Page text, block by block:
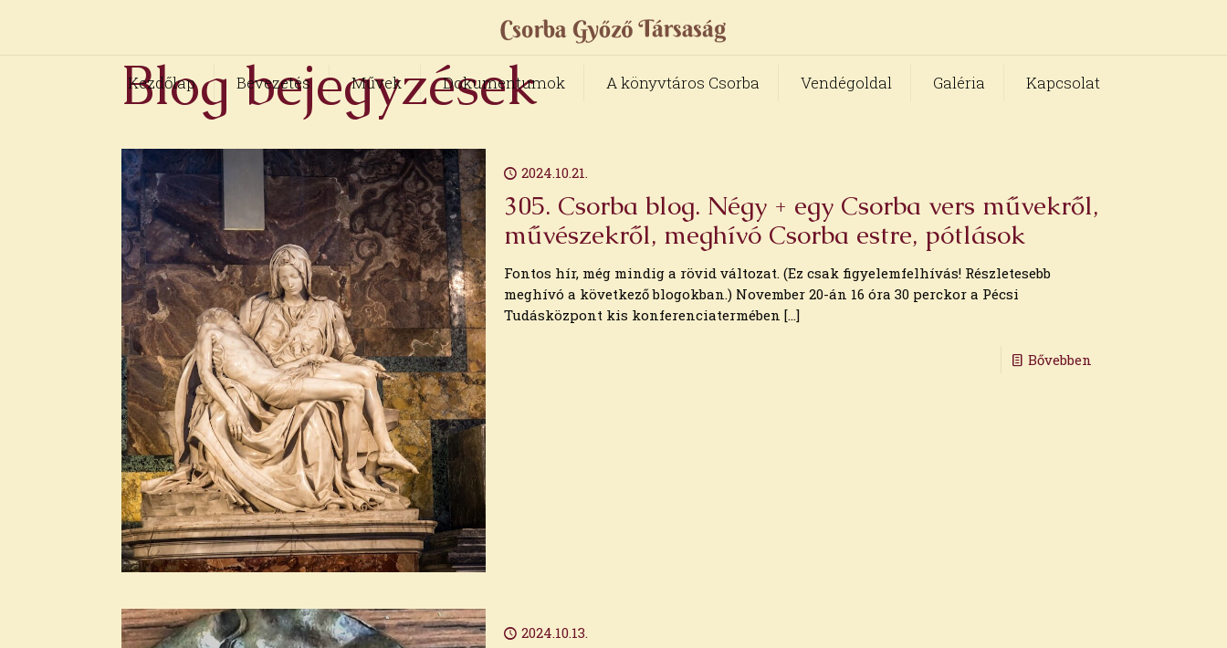
Kezdőlap Bevezetés Művek Dokumentumok A könyvtáros Csorba Vendégoldal Galéria Kapcsolat
Blog bejegyzések
2024.10.21.
305. Csorba blog. Négy + egy Csorba vers művekről,
művészekről, meghívó Csorba estre, pótlások
Fontos hír, még mindig a rövid változat. (Ez csak figyelemfelhívás! Részletesebb
meghívó a következő blogokban.) November 20-án 16 óra 30 perckor a Pécsi
Tudásközpont kis konferenciatermében […]
Bővebben
2024.10.13.